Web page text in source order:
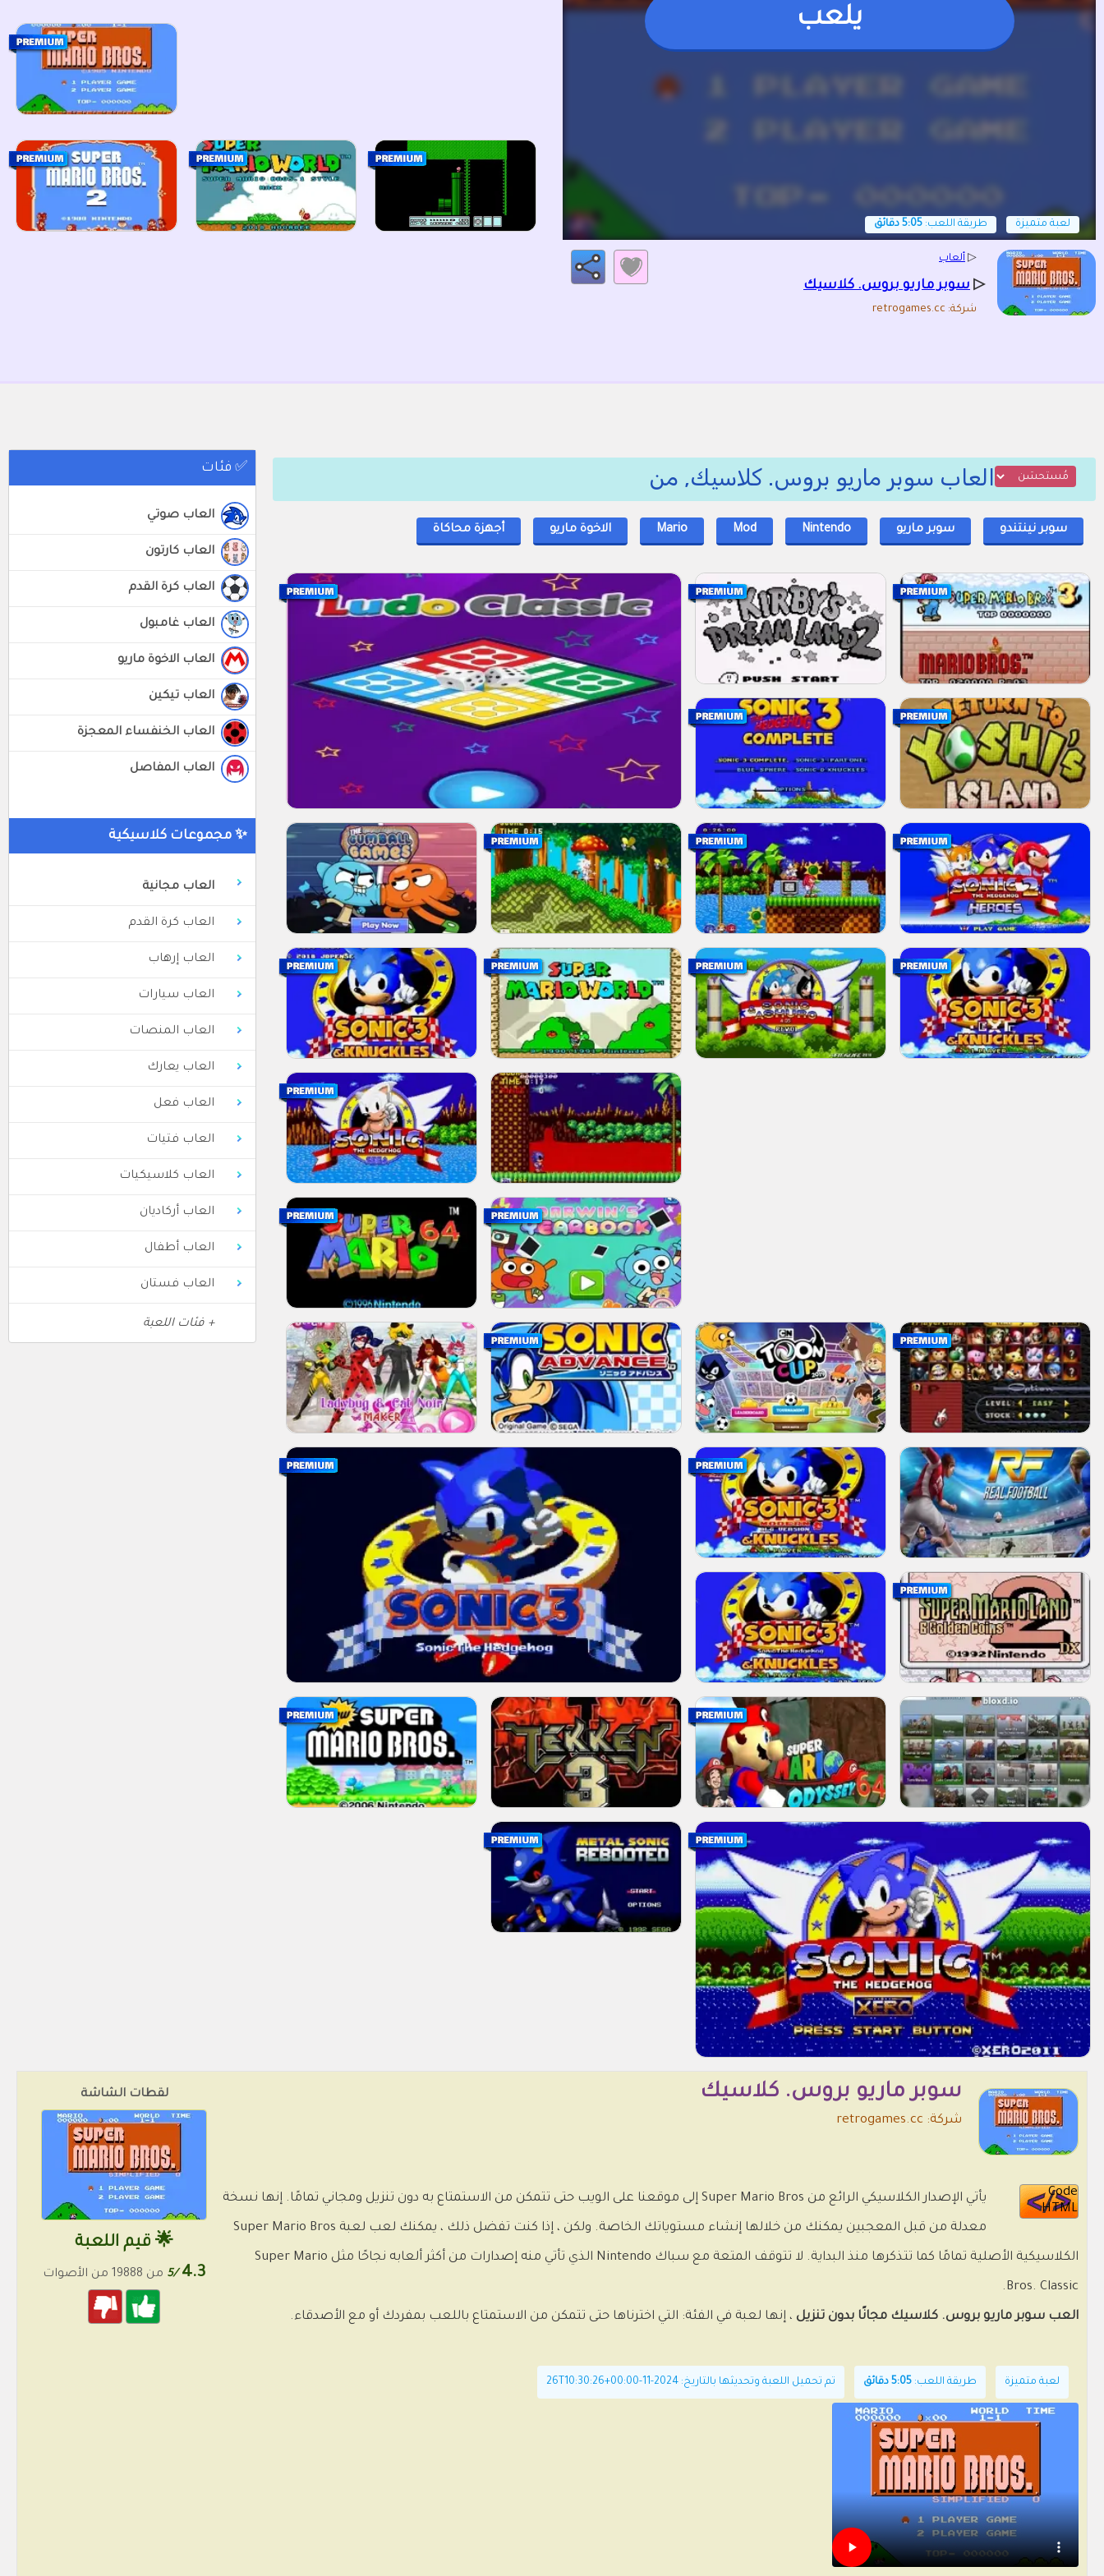
يلعب
لعبة متميزة طريقة اللعب: 5:05 دقائق
▷ ألعاب
▷ سوبر ماريو بروس. كلاسيك
شركة: retrogames.cc
✅ فئات
العاب صوتي
العاب كارتون
العاب كرة القدم
العاب غامبول
العاب الاخوة ماريو
العاب تيكين
العاب الخنفساء المعجزة
العاب المفاصل
✨ مجموعات كلاسيكية
العاب مجانية
العاب كرة القدم
العاب إرهاب
العاب سيارات
العاب المنصات
العاب يعارك
العاب فعل
العاب فتيات
العاب كلاسيكيات
العاب أركاديان
العاب أطفال
العاب فستان
+ فئات اللعبة
العاب سوبر ماريو بروس. كلاسيك, من
سوبر نينتندو سوبر ماريو Nintendo
Mod
Mario الاخوة ماريو أجهزة محاكاة
لقطات الشاشة
🌟 قيم اللعبة
4.3
/5 من 19888 من الأصوات
سوبر ماريو بروس. كلاسيك
شركة: retrogames.cc
Code
HTML
يأتي الإصدار الكلاسيكي الرائع من Super Mario Bros إلى موقعنا على الويب حتى تتمكن من الاستمتاع به دون تنزيل ومجاني تمامًا. إنها نسخة
معدلة من قبل المعجبين يمكنك من خلالها إنشاء مستوياتك الخاصة. ولكن ، إذا كنت تفضل ذلك ، يمكنك لعب لعبة Super Mario Bros
الكلاسيكية الأصلية تمامًا كما تتذكرها منذ البداية. لا تتوقف المتعة مع سباك Nintendo الذي تأتي منه إصدارات من أكثر ألعابه نجاحًا مثل Super Mario
Bros. Classic.
العب سوبر ماريو بروس. كلاسيك مجانًا بدون تنزيل ، إنها لعبة في الفئة: التي اخترناها حتى تتمكن من الاستمتاع باللعب بمفردك أو مع الأصدقاء.
لعبة متميزة طريقة اللعب: 5:05 دقائق تم تحميل اللعبة وتحديثها بالتاريخ: 2024-11-26T10:30:26+00:00